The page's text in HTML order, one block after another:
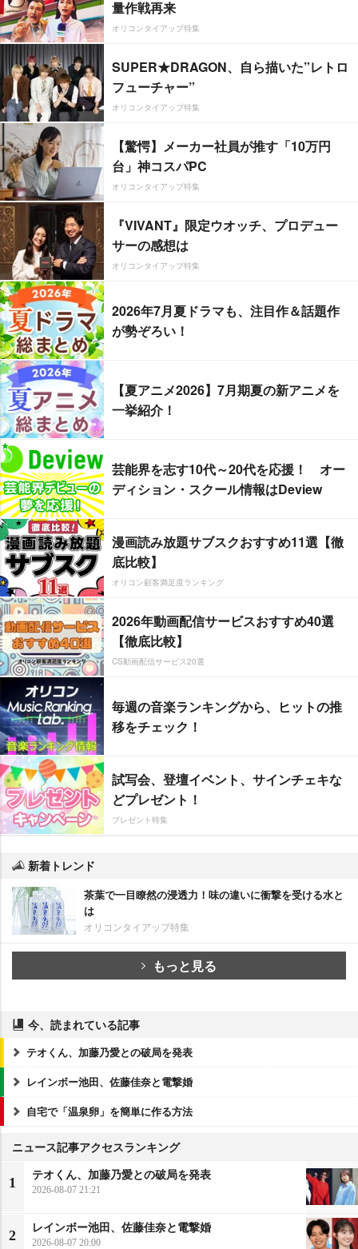
量作戦再来
オリコンタイアップ特集
SUPER★DRAGON、自ら描いた”レトロ
フューチャー”
オリコンタイアップ特集
【驚愕】メーカー社員が推す「10万円
台」神コスパPC
オリコンタイアップ特集
『VIVANT』限定ウオッチ、プロデュー
サーの感想は
オリコンタイアップ特集
2026年7月夏ドラマも、注目作＆話題作
が勢ぞろい！
【夏アニメ2026】7月期夏の新アニメを
一挙紹介！
芸能界を志す10代～20代を応援！ オー
ディション・スクール情報はDeview
漫画読み放題サブスクおすすめ11選【徹
底比較】
オリコン顧客満足度ランキング
2026年動画配信サービスおすすめ40選
【徹底比較】
CS動画配信サービス20選
毎週の音楽ランキングから、ヒットの推
移をチェック！
試写会、登壇イベント、サインチェキな
どプレゼント！
プレゼント特集
新着トレンド
茶葉で一目瞭然の浸透力！味の違いに衝撃を受ける水と
は
オリコンタイアップ特集
もっと見る
今、読まれている記事
テオくん、加藤乃愛との破局を発表
レインボー池田、佐藤佳奈と電撃婚
自宅で「温泉卵」を簡単に作る方法
ニュース記事アクセスランキング
1
テオくん、加藤乃愛との破局を発表
2026-08-07 21:21
2
レインボー池田、佐藤佳奈と電撃婚
2026-08-07 20:00